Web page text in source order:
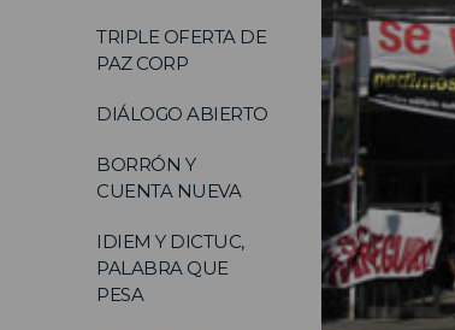
TRIPLE OFERTA DE
PAZ CORP
DIÁLOGO ABIERTO
BORRÓN Y
CUENTA NUEVA
IDIEM Y DICTUC,
PALABRA QUE
PESA